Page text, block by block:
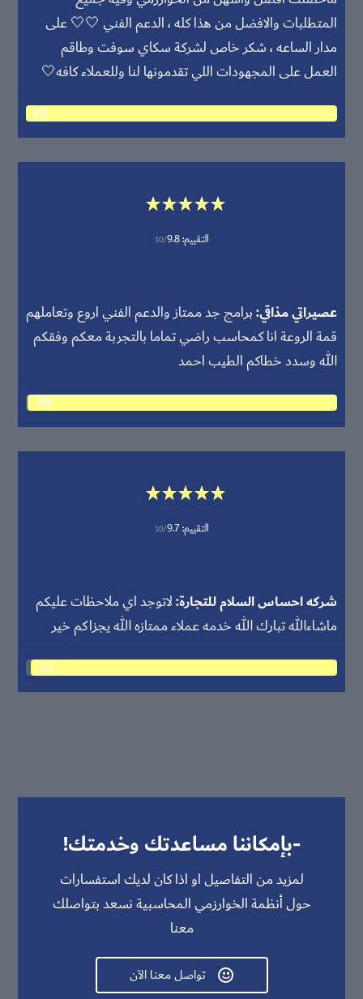
المتطلبات والافضل من هذا كله ، الدعم الفني 🤍🤍 على
مدار الساعه ، شكر خاص لشركة سكاي سوفت وطاقم
العمل على المجهودات اللي تقدمونها لنا وللعملاء كافه🤍
99
التقييم: 10/9.8
عصيراتي مذاقي برامج جد ممتاز والدعم الفني اروع وتعاملهم
قمة الروعة انا كمحاسب راضي تماما بالتجربة معكم وفقكم
الله وسدد خطاكم الطيب احمد
98
التقييم: 10/9.7
شركه احساس السلام للتجارة لاتوجد اي ملاحظات عليكم
ماشاءالله تبارك الله خدمه عملاء ممتازه الله يجزاكم خير
97
-بإمكاننا مساعدتك وخدمتك!
لمزيد من التفاصيل او اذا كان لديك استفسارات
حول أنظمة الخوارزمي المحاسبية نسعد بتواصلك
معنا
 تواصل معنا الآن